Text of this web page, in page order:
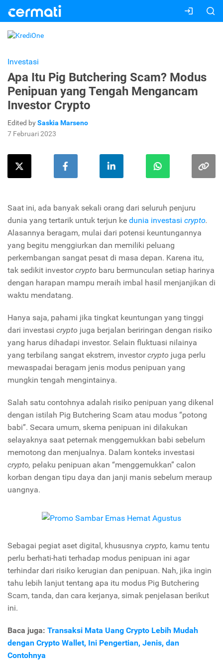
Investasi
Apa Itu Pig Butchering Scam? Modus
Penipuan yang Tengah Mengancam
Investor Crypto
Edited bySaskia Marseno
7 Februari 2023
Saat ini, ada banyak sekali orang dari seluruh penjuru
dunia yang tertarik untuk terjun ke dunia investasi crypto.
Alasannya beragam, mulai dari potensi keuntungannya
yang begitu menggiurkan dan memiliki peluang
perkembangan sangat pesat di masa depan. Karena itu,
tak sedikit investorcrypto baru bermunculan setiap harinya
dengan harapan mampu meraih imbal hasil menjanjikan di
waktu mendatang.
Hanya saja, pahami jika tingkat keuntungan yang tinggi
dari investasi crypto juga berjalan beriringan dengan risiko
yang harus dihadapi investor. Selain fluktuasi nilainya
yang terbilang sangat ekstrem, investorcrypto juga perlu
mewaspadai beragam jenis modus penipuan yang
mungkin tengah mengintainya.
Salah satu contohnya adalah risiko penipuan yang dikenal
dengan istilah Pig Butchering Scam atau modus “potong
babi”. Secara umum, skema penipuan ini dilakukan
selayaknya saat peternak menggemukkan babi sebelum
memotong dan menjualnya. Dalam konteks investasi
crypto, pelaku penipuan akan “menggemukkan” calon
korban dengan tipu daya dan janji manis sebelum meraup
uangnya.
Sebagai pegiat aset digital, khususnya crypto, kamu tentu
perlu berhati-hati terhadap modus penipuan ini agar
terhindar dari risiko kerugian dan penipuan. Nah, jika ingin
tahu lebih lanjut tentang apa itu modus Pig Butchering
Scam, tanda, dan cara kerjanya, simak penjelasan berikut
ini.
Baca juga: Transaksi Mata Uang Crypto Lebih Mudah
dengan Crypto Wallet, Ini Pengertian, Jenis, dan
Contohnya